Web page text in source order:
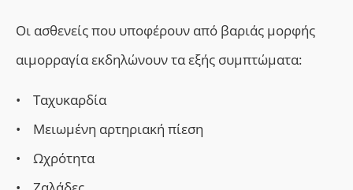
Οι ασθενείς που υποφέρουν από βαριάς μορφής
αιμορραγία εκδηλώνουν τα εξής συμπτώματα:
• Ταχυκαρδία
• Μειωμένη αρτηριακή πίεση
• Ωχρότητα